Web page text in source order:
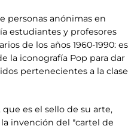
personas anónimas en
estudiantes y profesores
de los años 1960-1990: es
la iconografía Pop para dar
pertenecientes a la clase
es el sello de su arte,
invención del "cartel de